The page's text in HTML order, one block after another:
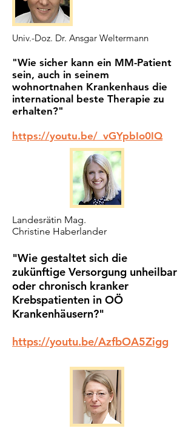
Univ.-Doz. Dr. Ansgar Weltermann
"Wie sicher kann ein MM-Patient
sein, auch in seinem
wohnortnahen Krankenhaus die
international beste Therapie zu
erhalten?"
https://youtu.be/_vGYpbIo0IQ
Landesrätin Mag.
Christine Haberlander
"Wie gestaltet sich die
zukünftige Versorgung unheilbar
oder chronisch kranker
Krebspatienten in OÖ
Krankenhäusern?"
https://youtu.be/AzfbOA5Zigg